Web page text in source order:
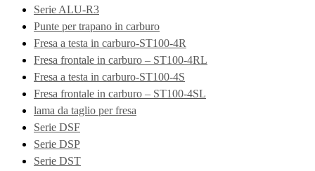
Serie ALU-R3
Punte per trapano in carburo
Fresa a testa in carburo-ST100-4R
Fresa frontale in carburo – ST100-4RL
Fresa a testa in carburo-ST100-4S
Fresa frontale in carburo – ST100-4SL
lama da taglio per fresa
Serie DSF
Serie DSP
Serie DST